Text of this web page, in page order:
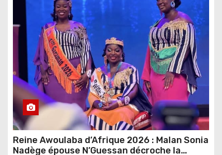
Reine Awoulaba d’Afrique 2026 : Malan Sonia
Nadège épouse N’Guessan décroche la